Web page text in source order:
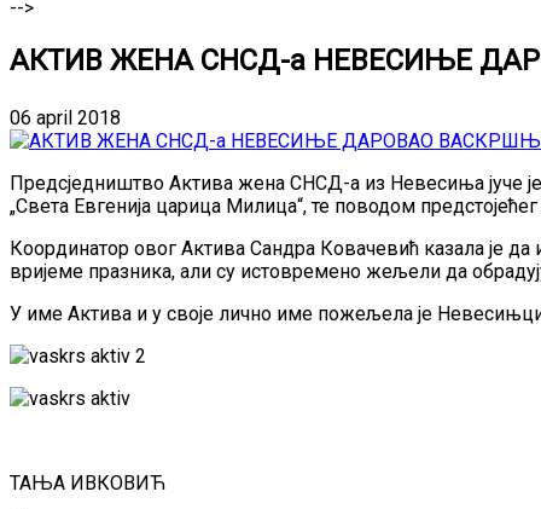
-->
АКТИВ ЖЕНА СНСД-а НЕВЕСИЊЕ
06 april 2018
Предсједништво Актива жена СНСД-а из Невесиња јуче
„Света Евгенија царица Милица“, те поводом
Координатор овог Актива Сандра Ковачевић казала је да
вријеме празника, али су истовремено жељели да
У име Актива и у своје лично име пожељела је
ТАЊА ИВКОВИЋ